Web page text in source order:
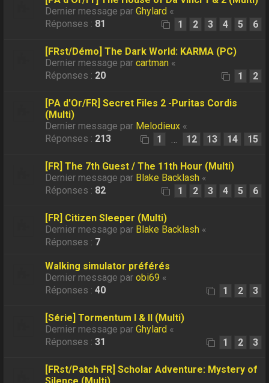
Dernier message parGhylard «
Réponses : 81 1 2 3 4 5 6
[FRst/Démo] The Dark World: KARMA (PC)
Dernier message parcartman «
Réponses : 20 1 2
[PA d'Or/FR] Secret Files 2 -Puritas Cordis
(Multi)
Dernier message par Melodieux «
Réponses : 213 1 … 12 13 14 15
[FR] The 7th Guest / The 11th Hour (Multi)
Dernier message par Blake Backlash «
Réponses : 82 1 2 3 4 5 6
[FR] Citizen Sleeper (Multi)
Dernier message par Blake Backlash «
Réponses : 7
Walking simulator préférés
Dernier message parobi69 «
Réponses :40 1 2 3
[Série] Tormentum I & II (Multi)
Dernier message parGhylard «
Réponses :31 1 2 3
[FRst/Patch FR] Scholar Adventure: Mystery of